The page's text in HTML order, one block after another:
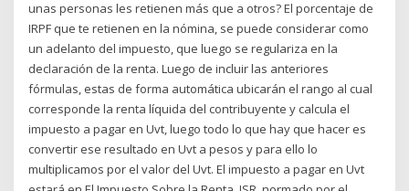
unas personas les retienen más que a otros? El porcentaje de
IRPF que te retienen en la nómina, se puede considerar como
un adelanto del impuesto, que luego se regulariza en la
declaración de la renta. Luego de incluir las anteriores
fórmulas, estas de forma automática ubicarán el rango al cual
corresponde la renta líquida del contribuyente y calcula el
impuesto a pagar en Uvt, luego todo lo que hay que hacer es
convertir ese resultado en Uvt a pesos y para ello lo
multiplicamos por el valor del Uvt. El impuesto a pagar en Uvt